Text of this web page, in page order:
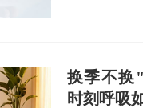
换季不换
时刻呼吸